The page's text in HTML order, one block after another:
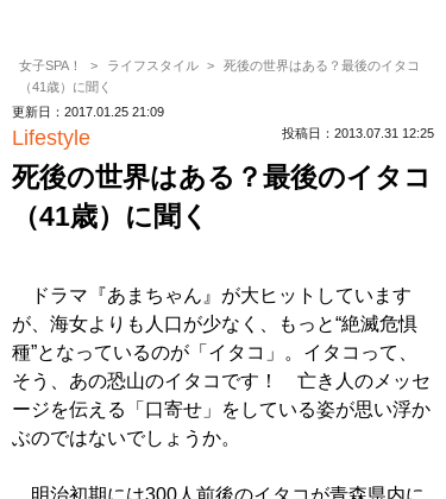
女子SPA！ ライフスタイル
死後の世界はある？最後のイタコ
（41歳）に聞く
更新日：2017.01.25 21:09
Lifestyle 投稿日：2013.07.31 12:25
死後の世界はある？最後のイタコ
（41歳）に聞く
ドラマ『あまちゃん』が大ヒットしています
が、海女よりも人口が少なく、もっと“絶滅危惧
種”となっているのが「イタコ」。イタコって、
そう、あの恐山のイタコです！ 亡き人のメッセ
ージを伝える「口寄せ」をしている姿が思い浮か
ぶのではないでしょうか。
明治初期には300人前後のイタコが青森県内に